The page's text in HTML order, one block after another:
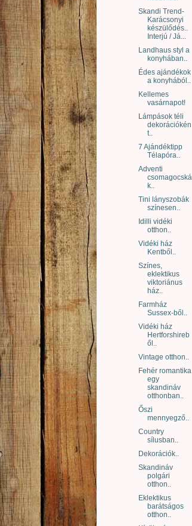
Skandi Trend-
Karácsonyi
készülődés..
Interjú / Já...
Landhaus styl a
konyhában..
Édes ajándékok
a konyhából..
Kellemes
vasárnapot!
Lámpások téli
dekorációkén
t..
7 Ajándéktipp
Télapóra..
Adventi
csomagocská
k..
Tini lányszobák
színesen..
Idilli vidéki
otthon..
Vidéki ház
Kentből..
Színes,
eklektikus
viktoriánus
ház..
Farmház
Sussex-ből..
Vidéki ház
Hertforshireb
ől..
Vintage otthon..
Fehér romantika
egy
skandináv
otthonban..
Őszi
mennyegző..
Country
sílusban..
Dekorációk..
Skandináv
polgári
otthon..
Eklektikus
barátságos
otthon..